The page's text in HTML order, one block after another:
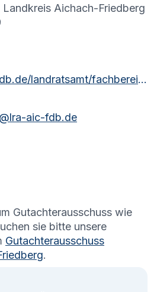
Landkreis Aichach-Friedberg
http://www.lra-aic-fdb.de/landratsamt/fachbereiche/stabsstellen/gutachterausschuss/
aic-fdb.de
Gutachterausschuss wie
sie bitte unsere
Gutachterausschuss
.